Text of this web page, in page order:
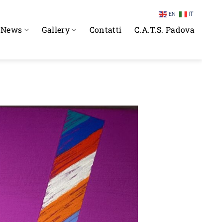
News Gallery Contatti C.A.T.S. Padova
EN IT